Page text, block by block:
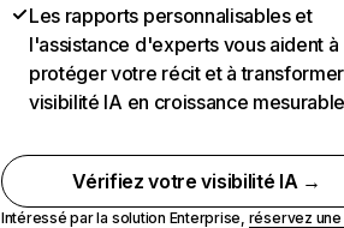
Les rapports personnalisables et
l'assistance d'experts vous aident à
protéger votre récit et à
visibilité IA en croissance
Vérifiez votre visibilité IA →
Intéressé par la solution Enterprise, réservez